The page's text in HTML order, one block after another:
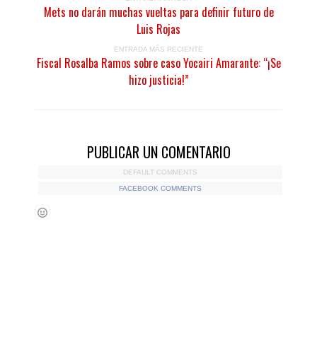
Mets no darán muchas vueltas para definir futuro de
Luis Rojas
ENTRADA MÁS RECIENTE
Fiscal Rosalba Ramos sobre caso Yocairi Amarante: “¡Se
hizo justicia!”
PUBLICAR UN COMENTARIO
DEFAULT COMMENTS
FACEBOOK COMMENTS